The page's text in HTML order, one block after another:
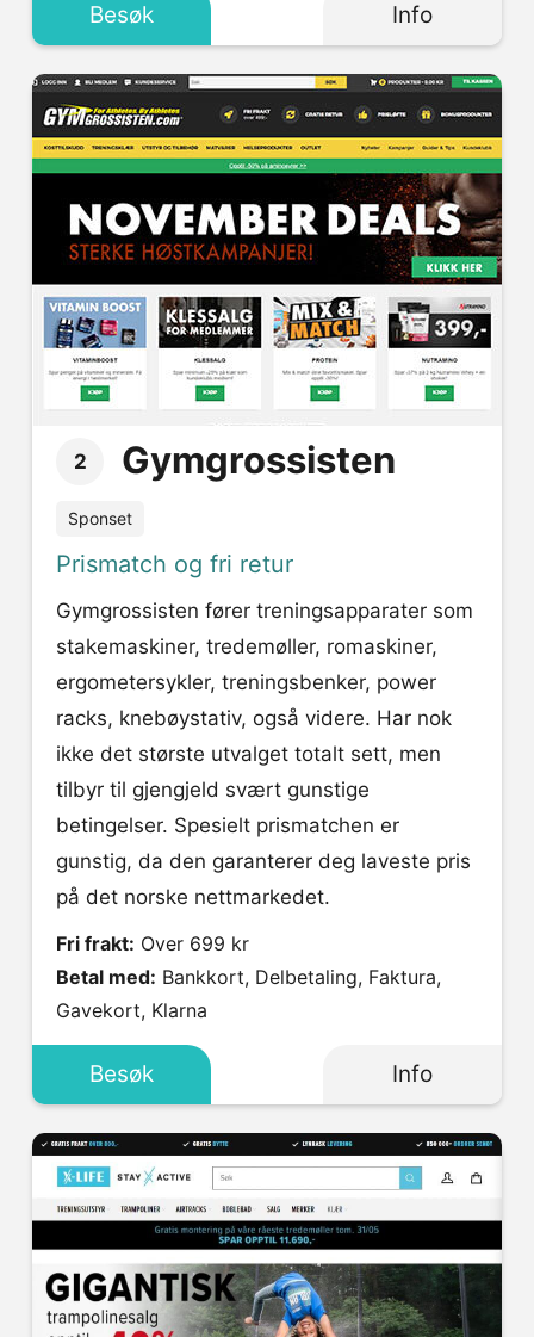
Besøk Info
2 Gymgrossisten
Sponset
Prismatch og fri retur
Gymgrossisten fører treningsapparater som
stakemaskiner, tredemøller, romaskiner,
ergometersykler, treningsbenker, power
racks, knebøystativ, også videre. Har nok
ikke det største utvalget totalt sett, men
tilbyr til gjengjeld svært gunstige
betingelser. Spesielt prismatchen er
gunstig, da den garanterer deg laveste pris
på det norske nettmarkedet.
Fri frakt: Over 699 kr
Betal med:
Gavekort, Klarna
Besøk Info